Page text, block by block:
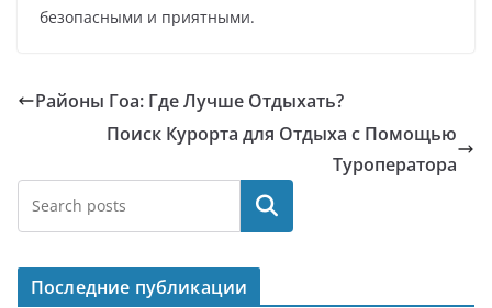
безопасными и приятными.
Районы Гоа: Где Лучше Отдыхать?
Поиск Курорта для Отдыха с Помощью
Туроператора
Поиск
Последние публикации